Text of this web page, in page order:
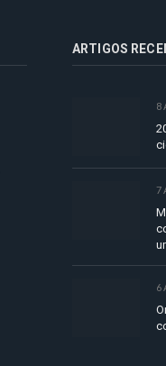
ARTIGOS
8
7
6